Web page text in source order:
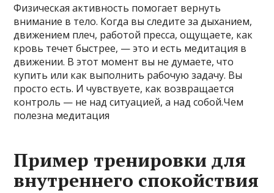
Физическая активность помогает вернуть
внимание в тело. Когда вы следите за дыханием,
движением плеч, работой пресса, ощущаете, как
кровь течет быстрее, — это и есть медитация в
движении. В этот момент вы не думаете, что
купить или как выполнить рабочую задачу. Вы
просто есть. И чувствуете, как возвращается
контроль — не над ситуацией, а над собой.Чем
полезна медитация
Пример тренировки для
внутреннего спокойствия